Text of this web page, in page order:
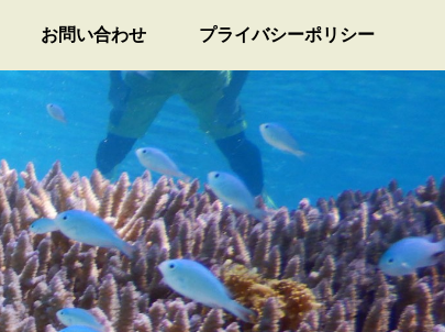
お問い合わせ プライバシーポリシー